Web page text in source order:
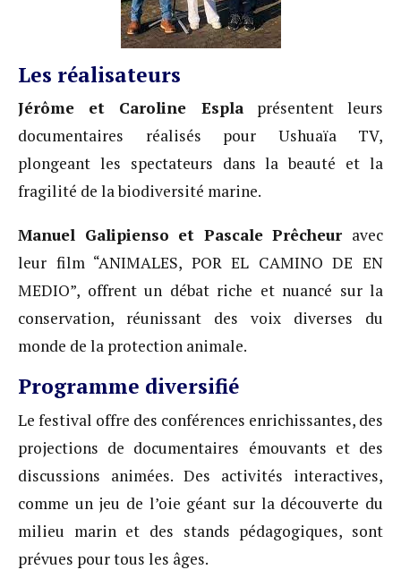
Les réalisateurs
Jérôme et Caroline Esplaprésentent leurs
documentaires réalisés pour Ushuaïa TV,
plongeant les spectateurs dans la beauté et la
fragilité de la biodiversité marine.
Manuel Galipienso et Pascale Prêcheur avec
leur film “ANIMALES, POR EL CAMINO DE EN
MEDIO”, offrent un débat riche et nuancé sur la
conservation, réunissant des voix diverses du
monde de la protection animale.
Programme diversifié
Le festival offre des conférences enrichissantes, des
projections de documentaires émouvants et des
discussions animées. Des activités interactives,
comme un jeu de l’oie géant sur la découverte du
milieu marin et des stands pédagogiques, sont
prévues pour tous les âges.